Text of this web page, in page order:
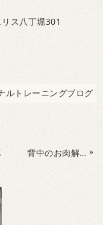
ス八丁堀301
ルトレーニングブログ
背中のお肉解消！背中引き締めストレッチ！ »